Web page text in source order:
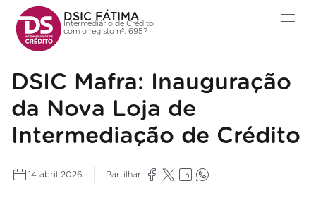
DSIC FÁTIMA
Intermediário de Crédito
com o registo nº. 6957
DSIC Mafra: Inauguração
da Nova Loja de
Intermediação de Crédito
14 abril 2026 Partilhar: